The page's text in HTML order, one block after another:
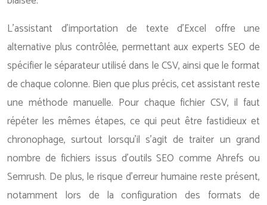
L’assistant d’importation de texte d’Excel offre une
alternative plus contrôlée, permettant aux experts SEO de
spécifier le séparateur utilisé dans le CSV, ainsi que le format
de chaque colonne. Bien que plus précis, cet assistant reste
une méthode manuelle. Pour chaque fichier CSV, il faut
répéter les mêmes étapes, ce qui peut être fastidieux et
chronophage, surtout lorsqu’il s’agit de traiter un grand
nombre de fichiers issus d’outils SEO comme Ahrefs ou
Semrush. De plus, le risque d’erreur humaine reste présent,
notamment lors de la configuration des formats de